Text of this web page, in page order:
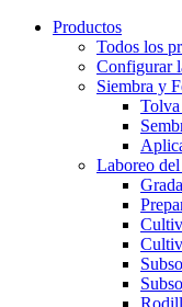
Productos
Todos los
Configurar
Siembra y
Laboreo